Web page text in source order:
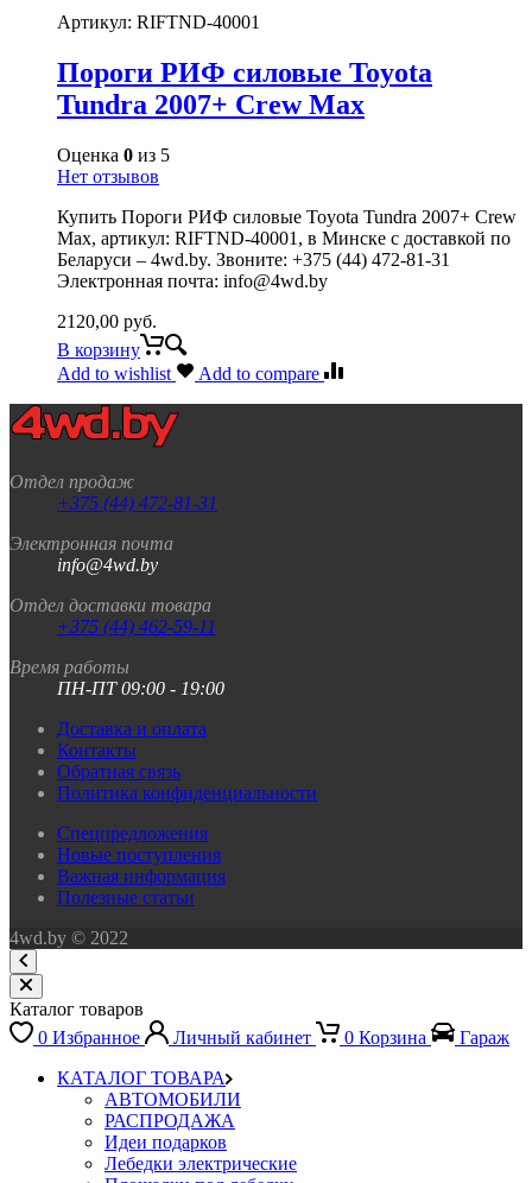
Артикул: RIFTND-40001
Пороги РИФ силовые Toyota
Tundra 2007+ Crew Max
Оценка 0 из 5
Нет отзывов
Купить Пороги РИФ силовые Toyota Tundra 2007+ Crew
Max, артикул: RIFTND-40001, в Минске с доставкой по
Беларуси – 4wd.by. Звоните: +375 (44) 472-81-31
Электронная почта: info@4wd.by
2120,00 руб.
В корзину
Add to wishlist
Add to compare
Отдел продаж
+375 (44) 472-81-31
Электронная почта
info@4wd.by
Отдел доставки товара
+375 (44) 462-59-11
Время работы
ПН-ПТ 09:00 - 19:00
Доставка и оплата
Контакты
Обратная связь
Политика конфиденциальности
Спецпредложения
Новые поступления
Важная информация
Полезные статьи
4wd.by © 2022
Каталог товаров
0 Избранное Личный кабинет 0 Корзина
Гараж
КАТАЛОГ ТОВАРА
АВТОМОБИЛИ
РАСПРОДАЖА
Идеи подарков
Лебедки электрические